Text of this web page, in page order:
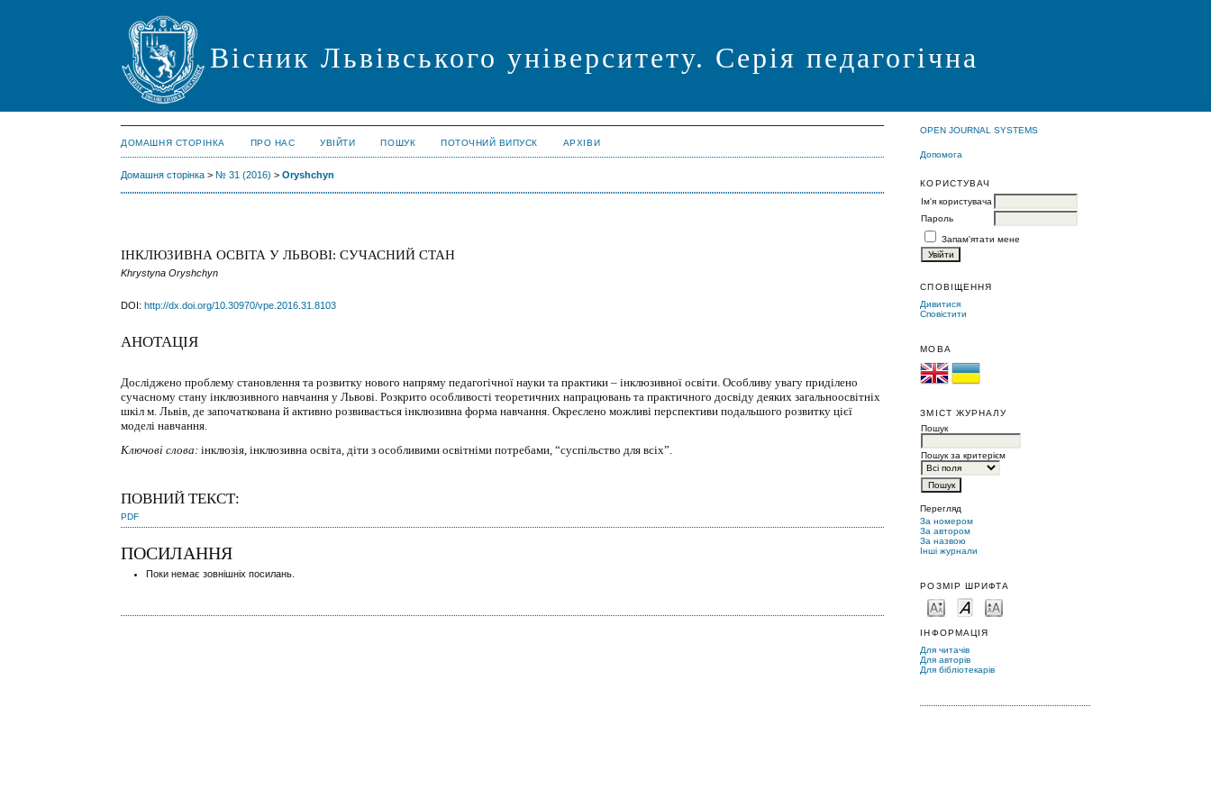
Вісник Львівського університету. Серія педагогічна
OPEN JOURNAL SYSTEMS
Допомога
КОРИСТУВАЧ
Ім'я користувача
Пароль
Запам'ятати мене
СПОВІЩЕННЯ
Дивитися
Сповістити
МОВА
ЗМІСТ ЖУРНАЛУ
Пошук
Пошук за критерієм
Перегляд
За номером
За автором
За назвою
Інші журнали
РОЗМІР ШРИФТА
ІНФОРМАЦІЯ
Для читачів
Для авторів
Для бібліотекарів
ДОМАШНЯ СТОРІНКА ПРО НАС УВІЙТИ ПОШУК ПОТОЧНИЙ ВИПУСК АРХІВИ
Домашня сторінка > № 31 (2016) >Oryshchyn
ІНКЛЮЗИВНА ОСВІТА У ЛЬВОВІ: СУЧАСНИЙ СТАН
Khrystyna Oryshchyn
DOI: http://dx.doi.org/10.30970/vpe.2016.31.8103
АНОТАЦІЯ
Досліджено проблему становлення та розвитку нового напряму педагогічної науки та практики – інклюзивної освіти. Особливу увагу приділено
сучасному стану інклюзивного навчанняу Львові. Розкрито особливості теоретичних напрацювань та практичного досвіду деяких загальноосвітніх
шкіл м. Львів, де започаткована й активно розвивається інклюзивна форма навчання. Окреслено можливі перспективи подальшого розвитку цієї
моделі навчання.
Ключові слова: інклюзія, інклюзивна освіта, діти з особливими освітніми потребами, “суспільство для всіх”.
ПОВНИЙ ТЕКСТ:
PDF
ПОСИЛАННЯ
Поки немає зовнішніх посилань.